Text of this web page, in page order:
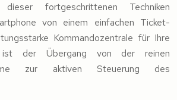
fortgeschrittenen Techniken
von einem einfachen Ticket-
Kommandozentrale für Ihre
ist der Übergang von der reinen
zur aktiven Steuerung des